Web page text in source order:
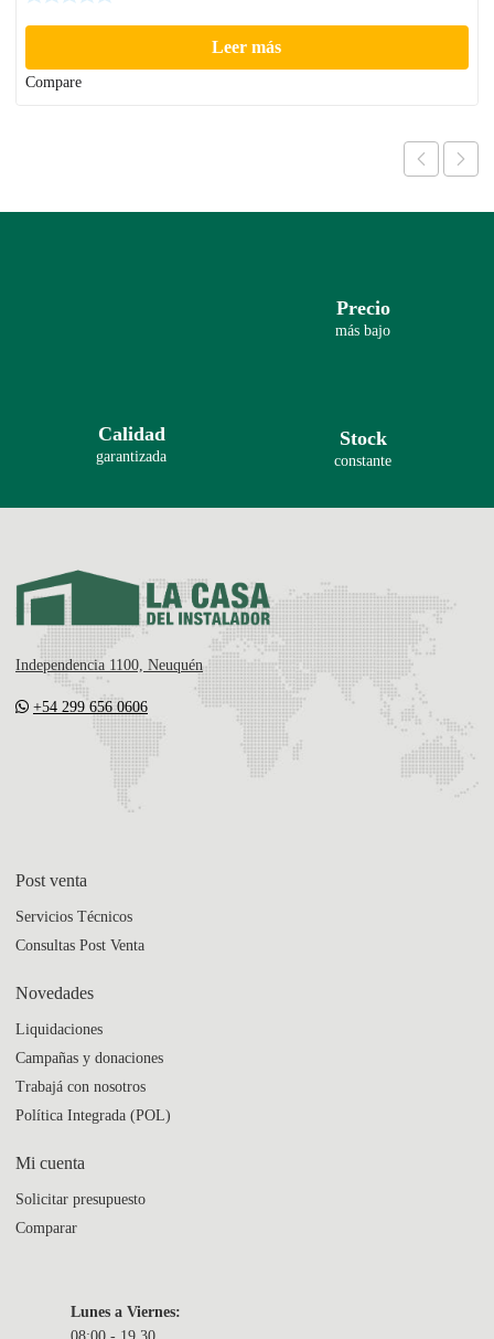
Leer más
Compare
Precio
más bajo
Calidad
garantizada
Stock
constante
Independencia 1100, Neuquén
+54 299 656 0606
Post venta
Servicios Técnicos
Consultas Post Venta
Novedades
Liquidaciones
Campañas y donaciones
Trabajá con nosotros
Política Integrada (POL)
Mi cuenta
Solicitar presupuesto
Comparar
Lunes a Viernes: